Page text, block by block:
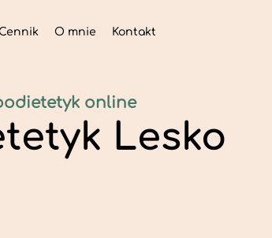
O mnie Kontakt
Lesko
online